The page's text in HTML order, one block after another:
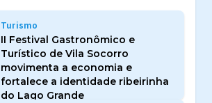
Turismo
II Festival Gastronômico e
Turístico de Vila Socorro
movimenta a economia e
fortalece a identidade ribeirinha
do Lago Grande